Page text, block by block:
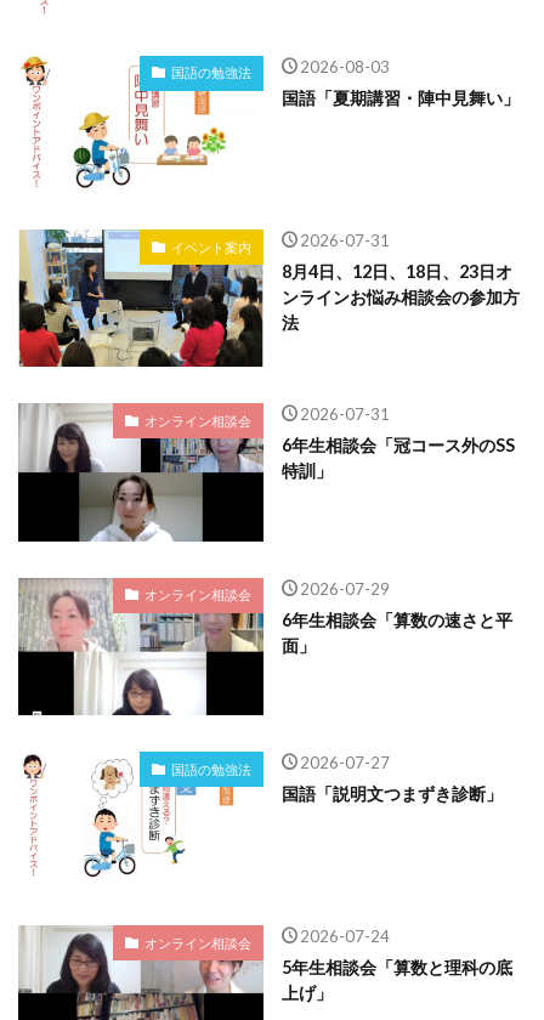
国語の勉強法 2026-08-03
国語「夏期講習・陣中見舞い」
イベント案内 2026-07-31
8月4日、12日、18日、23日オ
ンラインお悩み相談会の参加方
法
オンライン相談会 2026-07-31
6年生相談会「冠コース外のSS
特訓」
オンライン相談会 2026-07-29
6年生相談会「算数の速さと平
面」
国語の勉強法 2026-07-27
国語「説明文つまずき診断」
オンライン相談会 2026-07-24
5年生相談会「算数と理科の底
上げ」